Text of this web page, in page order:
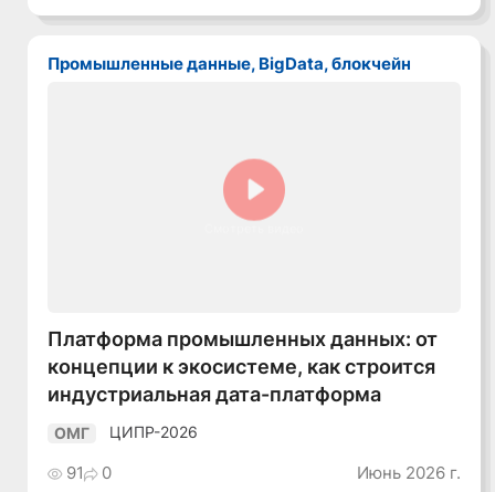
Промышленные данные, BigData, блокчейн
Платформа промышленных данных: от
концепции к экосистеме, как строится
индустриальная дата-платформа
ОМГ ЦИПР-2026
91 0 Июнь 2026 г.